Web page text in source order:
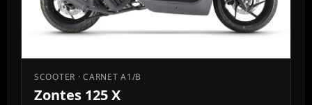
SCOOTER · CARNET A1/B
Zontes 125 X